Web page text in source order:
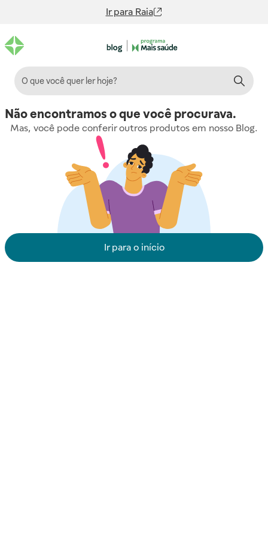
Ir para Raia
Não encontramos o que você procurava.
Mas, você pode conferir outros produtos em nosso Blog.
Ir para o início